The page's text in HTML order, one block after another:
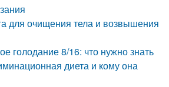
для очищения тела и возвышения
голодание 8/16: что нужно знать
диета и кому она